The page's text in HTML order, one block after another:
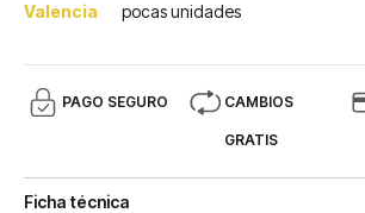
Valencia pocas unidades
PAGO SEGURO CAMBIOS
GRATIS
Ficha técnica